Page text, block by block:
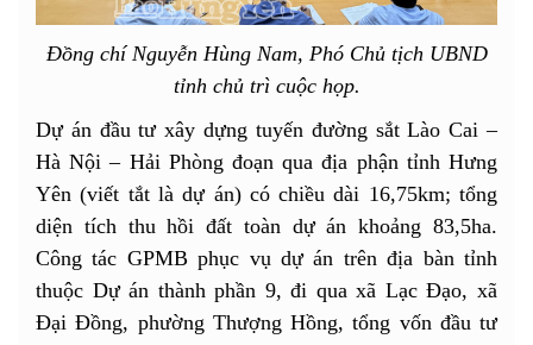
Đồng chí Nguyễn Hùng Nam, Phó Chủ tịch UBND
tỉnh chủ trì cuộc họp.
Dự án đầu tư xây dựng tuyến đường sắt Lào Cai –
Hà Nội – Hải Phòng đoạn qua địa phận tỉnh Hưng
Yên (viết tắt là dự án) có chiều dài 16,75km; tổng
diện tích thu hồi đất toàn dự án khoảng 83,5ha.
Công tác GPMB phục vụ dự án trên địa bàn tỉnh
thuộc Dự án thành phần 9, đi qua xã Lạc Đạo, xã
Đại Đồng, phường Thượng Hồng, tổng vốn đầu tư